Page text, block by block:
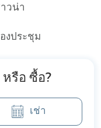
วน่า
งประชุม
รือ ซื้อ?
เช่า